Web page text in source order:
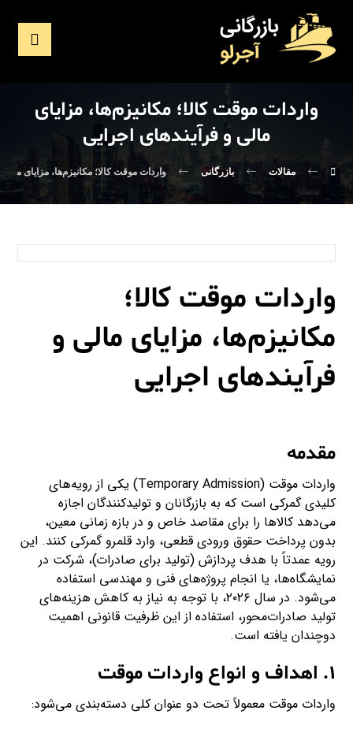
واردات موقت کالا؛ مکانیزم‌ها، مزایای
مالی و فرآیندهای اجرایی
مقالات بازرگانی واردات موقت کالا؛ مکانیزم‌ها، مزایای
واردات موقت کالا؛
مکانیزم‌ها، مزایای مالی و
فرآیندهای اجرایی
مقدمه
واردات موقت (Temporary Admission) یکی از رویه‌های
کلیدی گمرکی است که به بازرگانان و تولیدکنندگان اجازه
می‌دهد کالاها را برای مقاصد خاص و در بازه زمانی معین،
بدون پرداخت حقوق ورودی قطعی، وارد قلمرو گمرکی کنند. این
رویه عمدتاً با هدف پردازش (تولید برای صادرات)، شرکت در
نمایشگاه‌ها، یا انجام پروژه‌های فنی و مهندسی استفاده
می‌شود. در سال ۲۰۲۶، با توجه به نیاز به کاهش هزینه‌های
تولید صادرات‌محور، استفاده از این ظرفیت قانونی اهمیت
دوچندان یافته است.
۱. اهداف و انواع واردات موقت
واردات موقت معمولاً تحت دو عنوان کلی دسته‌بندی می‌شود: